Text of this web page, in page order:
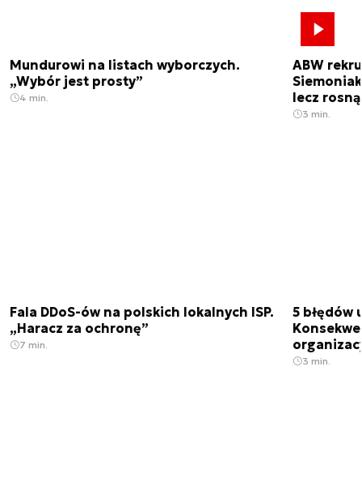
Mundurowi na listach wyborczych.
„Wybór jest prosty”
4 min.
ABW
lecz
3 min.
Fala DDoS-ów na polskich lokalnych ISP.
„Haracz za ochronę”
7 min.
5 błędów
3 min.